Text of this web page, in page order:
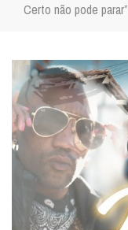
Certo não pode parar”